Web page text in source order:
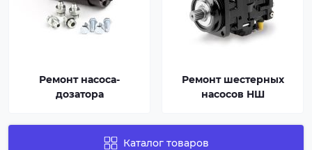
Ремонт насоса-
дозатора
Ремонт шестерных
насосов НШ
Каталог товаров